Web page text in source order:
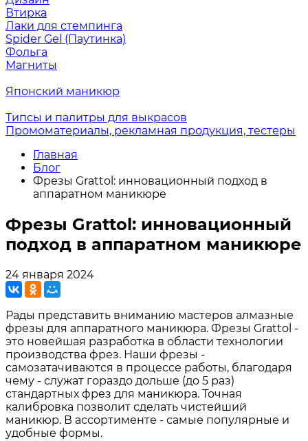
Втирка
Лаки для стемпинга
Spider Gel (Паутинка)
Фольга
Магниты
Японский маникюр
Типсы и палитры для выкрасов
Промоматериалы, рекламная продукция, тестеры
Главная
Блог
Фрезы Grattol: инновационный подход в
аппаратном маникюре
Фрезы Grattol: инновационный
подход в аппаратном маникюре
24 января 2024
Рады представить вниманию мастеров алмазные
фрезы для аппаратного маникюра. Фрезы Grattol -
это новейшая разработка в области технологии
производства фрез. Наши фрезы -
самозатачиваются в процессе работы, благодаря
чему - служат гораздо дольше (до 5 раз)
стандартных фрез для маникюра. Точная
калибровка позволит сделать чистейший
маникюр. В ассортименте - самые популярные и
удобные формы.